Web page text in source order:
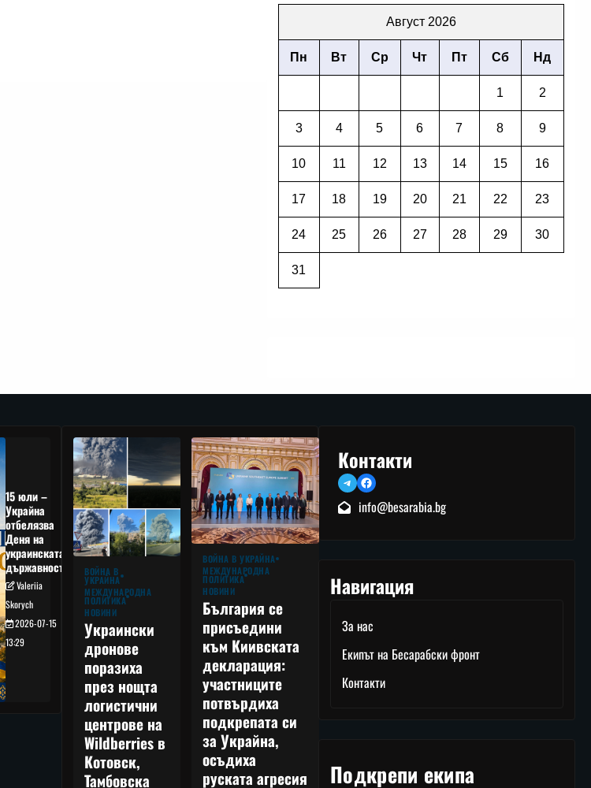
Август 2026
Пн Вт Ср Чт Пт Сб Нд
1 2
3 4 5 6 7 8 9
10 11 12 13 14 15 16
17 18 19 20 21 22 23
24 25 26 27 28 29 30
31
15 юли –
Украйна
отбелязва
Деня на
украинската
държавност
Valeriia
Skorych
2026-07-15
13:29
ВОЙНА В
УКРАЙНА
МЕЖДУНАРОДНА
ПОЛИТИКА
НОВИНИ
Украински
дронове
поразиха
през нощта
логистични
центрове на
Wildberries в
Котовск,
Тамбовска
ВОЙНА В УКРАЙНА
МЕЖДУНАРОДНА
ПОЛИТИКА
НОВИНИ
България се
присъедини
към Киивската
декларация:
участниците
потвърдиха
подкрепата си
за Украйна,
осъдиха
руската агресия
Контакти
TelegramFacebook
info@besarabia.bg
Навигация
За нас
Екипът на Бесарабски фронт
Контакти
Подкрепи екипа